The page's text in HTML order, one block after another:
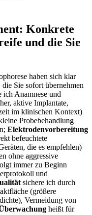
Konkrete
und die Sie
haben⁣ sich‌ klar
Sie⁤ sofort übernehmen
ich‍ Anamnese und
aktive Implantate,
im klinischen Kontext)
‌Probebehandlung
Elektrodenvorbereitung
befeuchtete​
die es ⁣empfehlen)
ohne aggressive
immer​ zu Beginn
‍und
sichere​ ich durch
(größere
Vermeidung von
heißt für